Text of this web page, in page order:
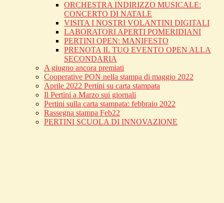
ORCHESTRA INDIRIZZO MUSICALE:
CONCERTO DI NATALE
VISITA I NOSTRI VOLANTINI DIGITALI
LABORATORI APERTI POMERIDIANI
PERTINI OPEN: MANIFESTO
PRENOTA IL TUO EVENTO OPEN ALLA
SECONDARIA
A giugno ancora premiati
Cooperative PON nella stampa di maggio 2022
Aprile 2022 Pertini su carta stampata
Il Pertini a Marzo sui giornali
Pertini sulla carta stampata: febbraio 2022
Rassegna stampa Feb22
PERTINI SCUOLA DI INNOVAZIONE